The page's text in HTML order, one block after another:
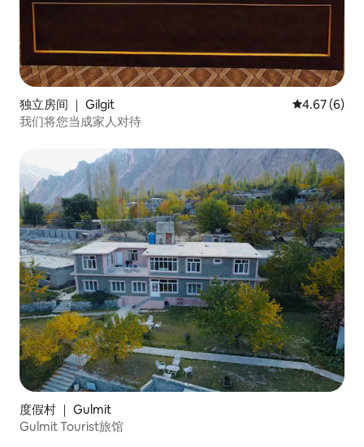
独立房间 ｜ Gilgit 平均评分
4.67 (6)
我们将您当成家人对待
度假村 ｜ Gulmit
Gulmit Tourist旅馆